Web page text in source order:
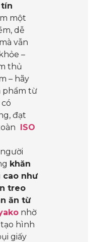
một
dễ
vẫn
–
thủ
– hãy
phẩm từ
đạt
ISO
khăn
cao như
treo
ăn từ
nhờ
hình
giấy